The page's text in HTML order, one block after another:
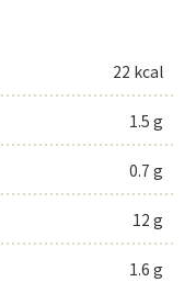
22 kcal
1.5 g
0.7 g
12 g
1.6 g